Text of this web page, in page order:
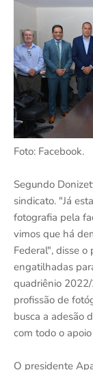
Foto: Facebook.
Segundo
sindicato. "Já
fotografia pela
vimos que há
Federal", disse
engatilhadas
quadriênio
profissão de
busca a adesão
com todo o
O presidente